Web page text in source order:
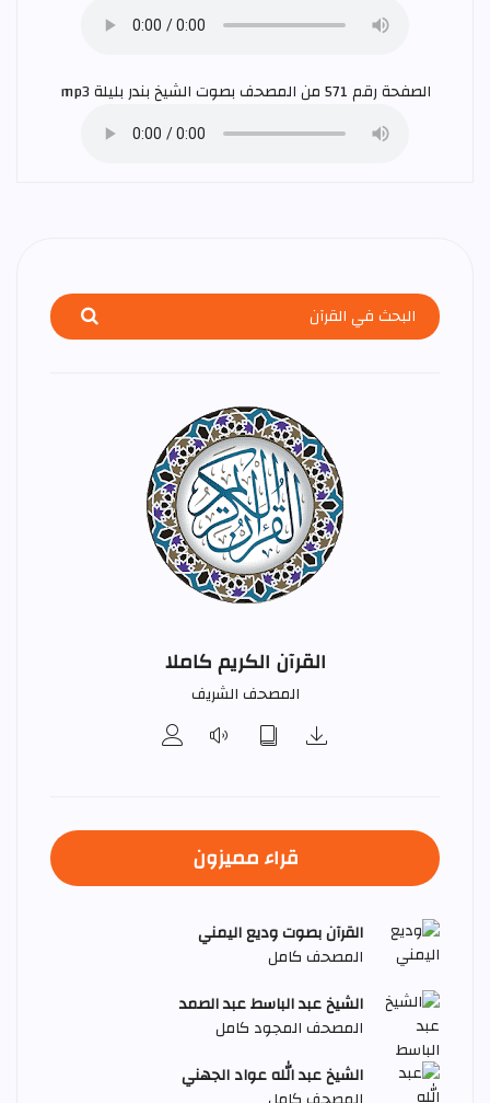
الصفحة رقم 571 من المصحف بصوت الشيخ بندر بليلةmp3
القرآن الكريم كاملا
المصحف الشريف
قراء مميزون
القرآن بصوت وديع اليمني
المصحف كامل
الشيخ عبد الباسط عبد الصمد
المصحف المجود كامل
الشيخ عبد الله عواد الجهني